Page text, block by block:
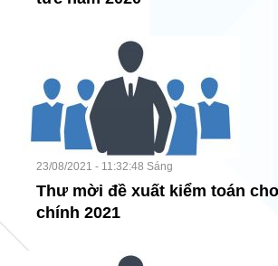
23/08/2021 - 11:32:48 Sáng
Thư mời đề xuất kiểm toán
chính 2021